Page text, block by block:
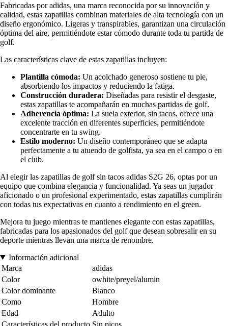
Fabricadas por adidas, una marca reconocida por su innovación y
calidad, estas zapatillas combinan materiales de alta tecnología con un
diseño ergonómico. Ligeras y transpirables, garantizan una circulación
óptima del aire, permitiéndote estar cómodo durante toda tu partida de
golf.
Las características clave de estas zapatillas incluyen:
Plantilla cómoda: Un acolchado generoso sostiene tu pie,
absorbiendo los impactos y reduciendo la fatiga.
Construcción duradera: Diseñadas para resistir el desgaste,
estas zapatillas te acompañarán en muchas partidas de golf.
Adherencia óptima: La suela exterior, sin tacos, ofrece una
excelente tracción en diferentes superficies, permitiéndote
concentrarte en tu swing.
Estilo moderno: Un diseño contemporáneo que se adapta
perfectamente a tu atuendo de golfista, ya sea en el campo o en
el club.
Al elegir las zapatillas de golf sin tacos adidas S2G 26, optas por un
equipo que combina elegancia y funcionalidad. Ya seas un jugador
aficionado o un profesional experimentado, estas zapatillas cumplirán
con todas tus expectativas en cuanto a rendimiento en el green.
Mejora tu juego mientras te mantienes elegante con estas zapatillas,
fabricadas para los apasionados del golf que desean sobresalir en su
deporte mientras llevan una marca de renombre.
Información adicional
Marca
adidas
Color
owhite/preyel/alumin
Color dominante
Blanco
Como
Hombre
Edad
Adulto
Características del producto Sin picos